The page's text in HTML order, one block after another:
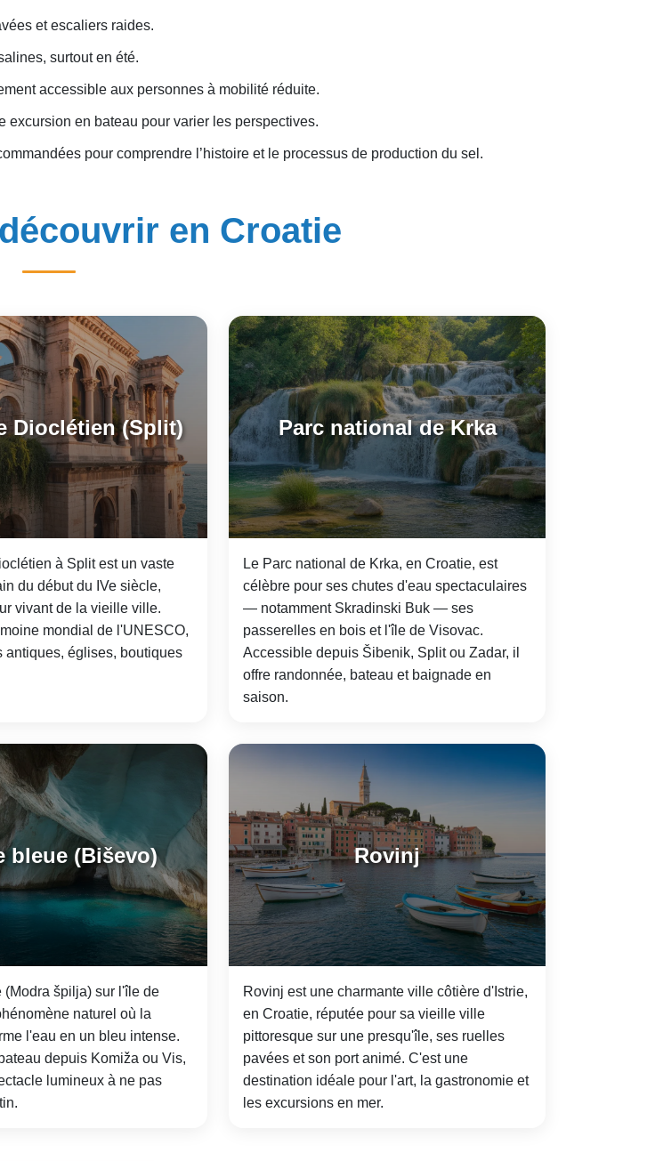
et escaliers raides.
surtout en été.
accessible aux personnes à mobilité réduite.
excursion en bateau pour varier les perspectives.
pour comprendre l’histoire et le processus de production du sel.
en Croatie
Dioclétien (Split)
à Split est un vaste
du début du IVe siècle,
vivant de la vieille ville.
mondial de l'UNESCO,
antiques, églises, boutiques
Parc national de Krka
Le Parc national de Krka, en Croatie, est
célèbre pour ses chutes d'eau spectaculaires
— notamment Skradinski Buk — ses
passerelles en bois et l'île de Visovac.
Accessible depuis Šibenik, Split ou Zadar, il
offre randonnée, bateau et baignade en
saison.
bleue (Biševo)
(Modra špilja) sur l'île de
naturel où la
l'eau en un bleu intense.
depuis Komiža ou Vis,
lumineux à ne pas
Rovinj
Rovinj est une charmante ville côtière d'Istrie,
en Croatie, réputée pour sa vieille ville
pittoresque sur une presqu'île, ses ruelles
pavées et son port animé. C'est une
destination idéale pour l'art, la gastronomie et
les excursions en mer.